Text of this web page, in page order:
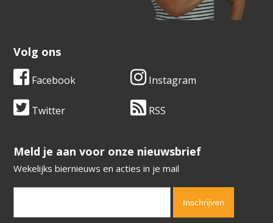
Volg ons
Facebook Instagram
Twitter RSS
​​​​​​​Meld je aan voor onze nieuwsbrief
Wekelijks biernieuws en acties in je mail